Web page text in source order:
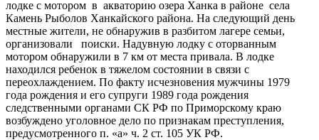
лодке с мотором в акваторию озера Ханка в районе села
Камень Рыболов Ханкайского района. На следующий день
местные жители, не обнаружив в разбитом лагере семьи,
организовали поиски. Надувную лодку с оторванным
мотором обнаружили в 7 км от места привала. В лодке
находился ребенок в тяжелом состоянии в связи с
переохлаждением. По факту исчезновения мужчины 1979
года рождения и его супруги 1989 года рождения
следственными органами СК РФ по Приморскому краю
возбуждено уголовное дело по признакам преступления,
предусмотренного п. «а» ч. 2 ст. 105 УК РФ.